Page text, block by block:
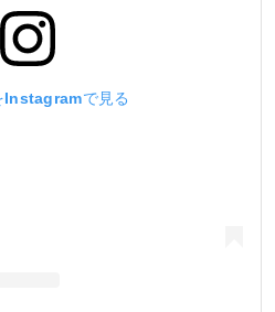
Instagramで見る